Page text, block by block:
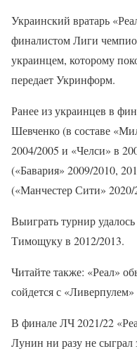
Украинский вратарь
финалистом Лиги
украинцем, которому
передает Укринформ.
Ранее из украинцев в
Шевченко (в составе
2004/2005 и «Челси» в
(«Бавария» 2009/2010,
(«Манчестер Сити» 2020/
Выиграть турнир
Тимощуку в 2012/2013.
Читайте также: «Реал»
сойдется с
В финале ЛЧ 2021/22
Лунин ни разу не сыграл